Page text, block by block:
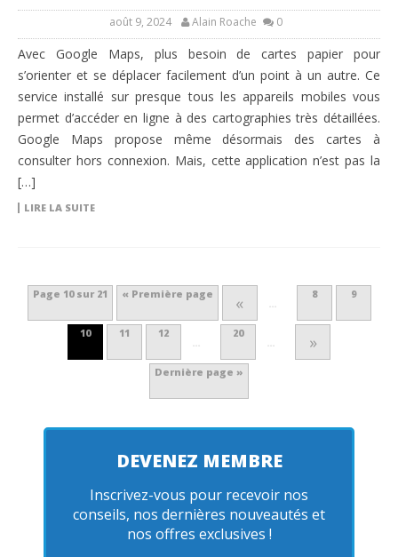
août 9, 2024 Alain Roache 0
Avec Google Maps, plus besoin de cartes papier pour
s’orienter et se déplacer facilement d’un point à un autre. Ce
service installé sur presque tous les appareils mobiles vous
permet d’accéder en ligne à des cartographies très détaillées.
Google Maps propose même désormais des cartes à
consulter hors connexion. Mais, cette application n’est pas la
[…]
LIRE LA SUITE
Page 10 sur 21 « Première page « …
8 9
10 11 12
…
20
… »
Dernière page »
DEVENEZ MEMBRE
Inscrivez-vous pour recevoir nos
conseils, nos dernières nouveautés et
nos offres exclusives !